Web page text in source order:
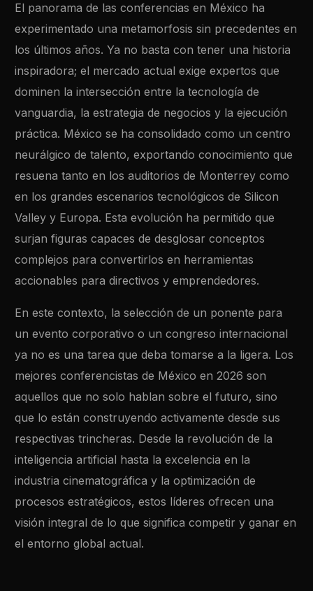
El panorama de las conferencias en México ha
experimentado una metamorfosis sin precedentes en
los últimos años. Ya no basta con tener una historia
inspiradora; el mercado actual exige expertos que
dominen la intersección entre la tecnología de
vanguardia, la estrategia de negocios y la ejecución
práctica. México se ha consolidado como un centro
neurálgico de talento, exportando conocimiento que
resuena tanto en los auditorios de Monterrey como
en los grandes escenarios tecnológicos de Silicon
Valley y Europa. Esta evolución ha permitido que
surjan figuras capaces de desglosar conceptos
complejos para convertirlos en herramientas
accionables para directivos y emprendedores.
En este contexto, la selección de un ponente para
un evento corporativo o un congreso internacional
ya no es una tarea que deba tomarse a la ligera. Los
mejores conferencistas de México en 2026 son
aquellos que no solo hablan sobre el futuro, sino
que lo están construyendo activamente desde sus
respectivas trincheras. Desde la revolución de la
inteligencia artificial hasta la excelencia en la
industria cinematográfica y la optimización de
procesos estratégicos, estos líderes ofrecen una
visión integral de lo que significa competir y ganar en
el entorno global actual.